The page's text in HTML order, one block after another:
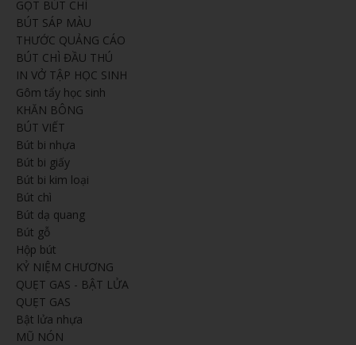
GỌT BÚT CHÌ
BÚT SÁP MÀU
THƯỚC QUẢNG CÁO
BÚT CHÌ ĐẦU THÚ
IN VỞ TẬP HỌC SINH
Gôm tẩy học sinh
KHĂN BÔNG
BÚT VIẾT
Bút bi nhựa
Bút bi giấy
Bút bi kim loại
Bút chì
Bút dạ quang
Bút gỗ
Hộp bút
KỶ NIỆM CHƯƠNG
QUẸT GAS - BẬT LỬA
QUẸT GAS
Bật lửa nhựa
MŨ NÓN